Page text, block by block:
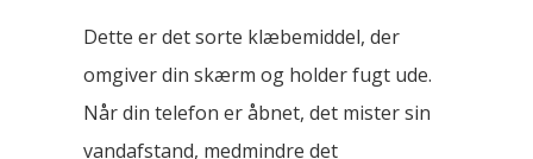
Dette er det sorte klæbemiddel, der
omgiver din skærm og holder fugt ude.
Når din telefon er åbnet, det mister sin
vandafstand, medmindre det